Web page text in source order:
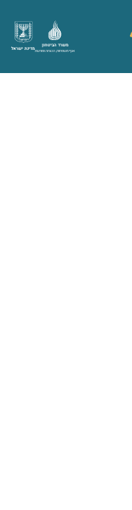
מדינת ישראל
משרד הביטחון
אגף משפחות, הנצחה ומורשת